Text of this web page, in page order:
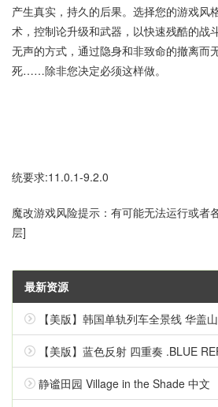
产生真实，持久的后果。选择您的游戏风
术，控制论升级和武器，以快速残酷的战
无声的方式，通过隐身和非致命的撤离而
死……除非您决定必须这样做。
统要求:11.0.1-9.2.0
魔改游戏风险提示：有可能无法运行或者
层]
最新资源
【美版】韩国单轨列车全景线 华盖山 .Korean
【美版】蓝色反射 四重奏 .BLUE
静谧田园 Village in the Shade 中文